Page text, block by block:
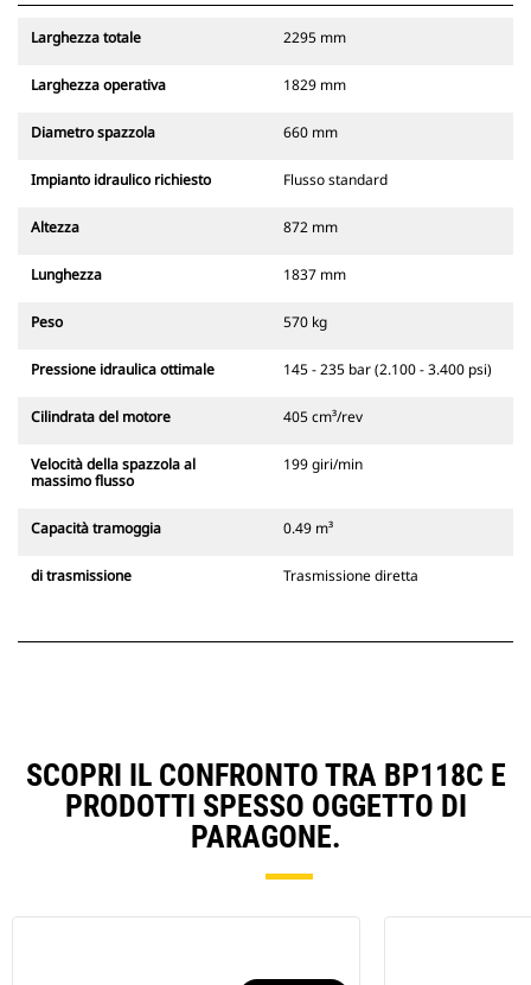
Larghezza totale 2295 mm
Larghezza operativa 1829 mm
Diametro spazzola 660 mm
Impianto idraulico richiesto Flusso standard
Altezza 872 mm
Lunghezza 1837 mm
Peso 570 kg
Pressione idraulica ottimale 145 - 235 bar (2.100 - 3.400 psi)
Cilindrata del motore 405 cm³/rev
Velocità della spazzola al
massimo flusso
199 giri/min
Capacità tramoggia 0.49 m³
di trasmissione Trasmissione diretta
SCOPRI IL CONFRONTO TRA BP118C E
PRODOTTI SPESSO OGGETTO DI
PARAGONE.